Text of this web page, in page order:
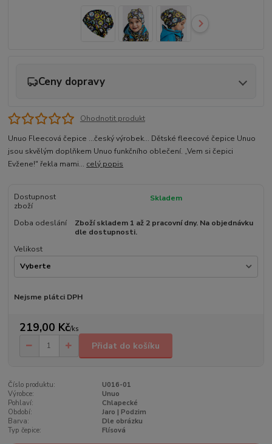
Ceny dopravy
Ohodnotit produkt
Unuo Fleecová čepice ...český výrobek... Dětské fleecové čepice Unuo
jsou skvělým doplňkem Unuo funkčního oblečení. „Vem si čepici
Evžene!" řekla mami... celý popis
Dostupnost
zboží
Skladem
Doba odeslání
Zboží skladem 1 až 2 pracovní dny. Na objednávku
dle dostupnosti.
Velikost
Nejsme plátci DPH
219,00 Kč/ks
Přidat do košíku
Číslo produktu:
U016-01
Výrobce:
Unuo
Pohlaví:
Chlapecké
Období:
Jaro | Podzim
Barva:
Dle obrázku
Typ čepice:
Flísová